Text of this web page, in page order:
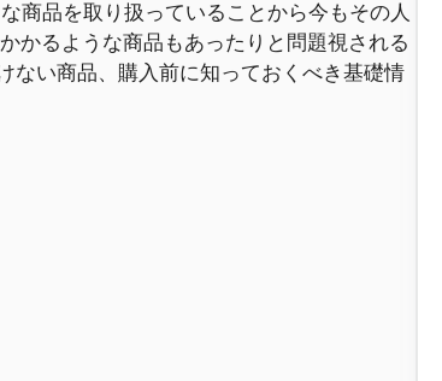
商品を取り扱っていることから今もその人
かるような商品もあったりと問題視される
ない商品、購入前に知っておくべき基礎情